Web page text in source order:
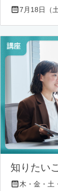
7月18日（
知りたい